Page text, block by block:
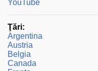
YouTube
Ţări:
Argentina
Austria
Belgia
Canada